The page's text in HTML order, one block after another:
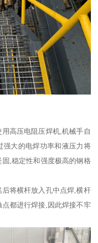
高压电阻压焊机,机械手自
强大的电焊功率和液压力将
,稳定性和强度极高的钢格
将横杆放入孔中点焊,横杆
都进行焊接,因此焊接不牢